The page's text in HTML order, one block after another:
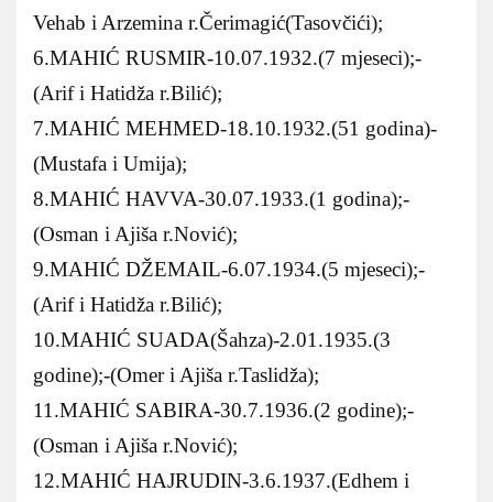
Vehab i Arzemina r.Čerimagić(Tasovčići);
6.MAHIĆ RUSMIR-10.07.1932.(7 mjeseci);-
(Arif i Hatidža r.Bilić);
7.MAHIĆ MEHMED-18.10.1932.(51 godina)-
(Mustafa i Umija);
8.MAHIĆ HAVVA-30.07.1933.(1 godina);-
(Osman i Ajiša r.Nović);
9.MAHIĆ DŽEMAIL-6.07.1934.(5 mjeseci);-
(Arif i Hatidža r.Bilić);
10.MAHIĆ SUADA(Šahza)-2.01.1935.(3
godine);-(Omer i Ajiša r.Taslidža);
11.MAHIĆ SABIRA-30.7.1936.(2 godine);-
(Osman i Ajiša r.Nović);
12.MAHIĆ HAJRUDIN-3.6.1937.(Edhem i